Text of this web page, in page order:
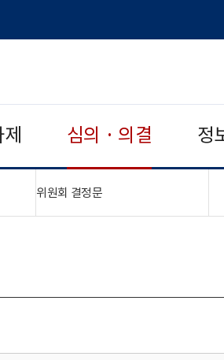
심의 · 의결 정
위원회 결정문"접기,펼치기"